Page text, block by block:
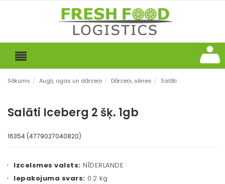
Sākums / Augļi, ogas un dārzeņi / Dārzeņi, sēnes / Salāti
Salāti Iceberg 2 šķ. 1gb
16354 (4779027040820)
Izcelsmes valsts: NĪDERLANDE
Iepakojuma svars: 0.2 kg